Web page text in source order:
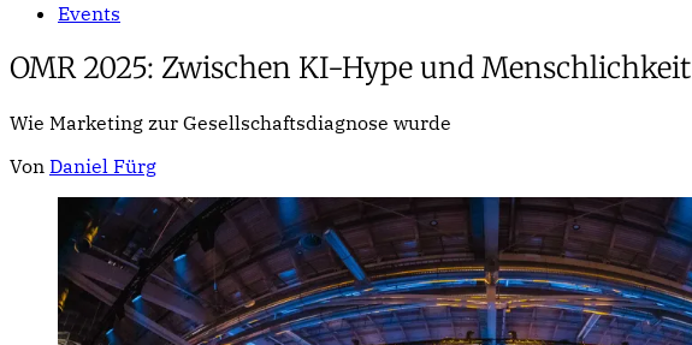
Events
OMR 2025: Zwischen KI-Hype und Menschlichkeit
Wie Marketing zur Gesellschaftsdiagnose wurde
Von Daniel Fürg